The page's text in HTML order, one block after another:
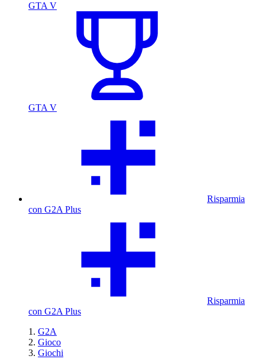
GTA V
GTA V
Risparmia
con G2A Plus
Risparmia
con G2A Plus
G2A
Gioco
Giochi